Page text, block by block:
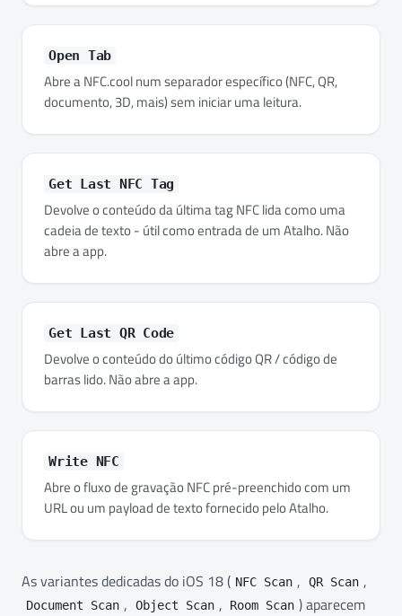
Open Tab
Abre a NFC.cool num separador específico (NFC, QR,
documento, 3D, mais) sem iniciar uma leitura.
Get Last NFC Tag
Devolve o conteúdo da última tag NFC lida como uma
cadeia de texto - útil como entrada de um Atalho. Não
abre a app.
Get Last QR Code
Devolve o conteúdo do último código QR / código de
barras lido. Não abre a app.
Write NFC
Abre o fluxo de gravação NFC pré-preenchido com um
URL ou um payload de texto fornecido pelo Atalho.
As variantes dedicadas do iOS 18 ( NFC Scan , QR Scan ,
Document Scan , Object Scan , Room Scan ) aparecem